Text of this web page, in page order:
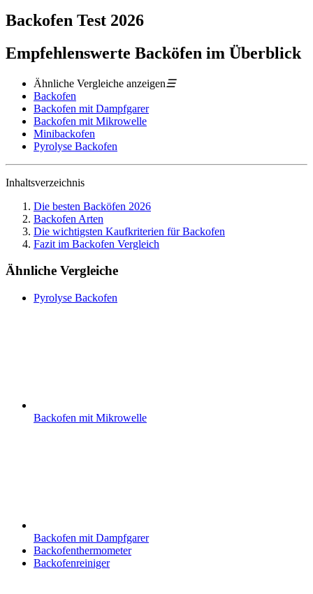
Backofen Test 2026
Empfehlenswerte Backöfen im Überblick
Ähnliche Vergleiche anzeigen☰
Backofen
Backofen mit Dampfgarer
Backofen mit Mikrowelle
Minibackofen
Pyrolyse Backofen
Inhaltsverzeichnis
Die besten Backöfen 2026
Backofen Arten
Die wichtigsten Kaufkriterien für Backofen
Fazit im Backofen Vergleich
Ähnliche Vergleiche
Pyrolyse Backofen
Backofen mit Mikrowelle
Backofen mit Dampfgarer
Backofenthermometer
Backofenreiniger